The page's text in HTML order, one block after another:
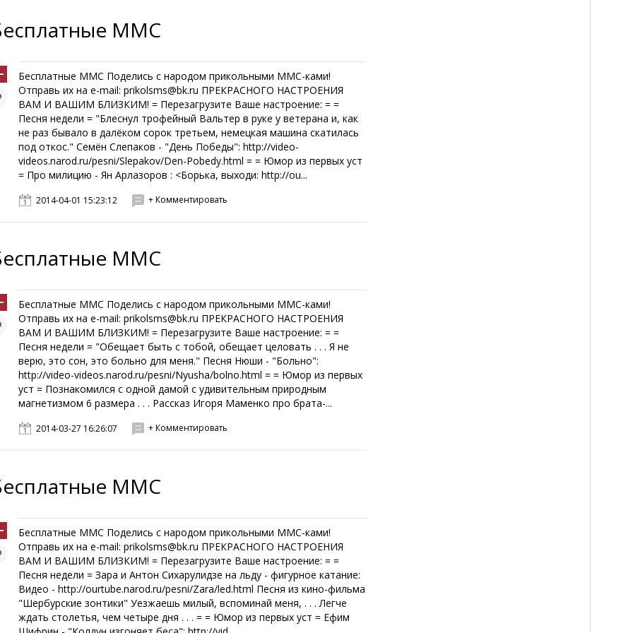
ММС
Бесплатные ММС Поделись с народом прикольными ММС-ками!
Отправь их на e-mail: prikolsms@bk.ru ПРЕКРАСНОГО НАСТРОЕНИЯ
ВАМ И ВАШИМ БЛИЗКИМ! = Перезагрузите Ваше настроение: = =
Песня недели = "Блеснул трофейный Вальтер в руке у ветерана и, как
не раз бывало в далёком сорок третьем, немецкая машина скатилась
под откос." Семён Слепаков - "День Победы": http://video-
videos.narod.ru/pesni/Slepakov/Den-Pobedy.html = = Юмор из первых уст
= Про милицию - Ян Арлазоров : <Борька, выходи: http://ou...
2014-04-01 15:23:12 + Комментировать
ММС
Бесплатные ММС Поделись с народом прикольными ММС-ками!
Отправь их на e-mail: prikolsms@bk.ru ПРЕКРАСНОГО НАСТРОЕНИЯ
ВАМ И ВАШИМ БЛИЗКИМ! = Перезагрузите Ваше настроение: = =
Песня недели = "Обещает быть с тобой, обещает целовать . . . Я не
верю, это сон, это больно для меня." Песня Нюши - "Больно":
http://video-videos.narod.ru/pesni/Nyusha/bolno.html = = Юмор из первых
уст = Познакомился с одной дамой с удивительным природным
магнетизмом 6 размера . . . Рассказ Игоря Маменко про брата-...
2014-03-27 16:26:07 + Комментировать
ММС
Бесплатные ММС Поделись с народом прикольными ММС-ками!
Отправь их на e-mail: prikolsms@bk.ru ПРЕКРАСНОГО НАСТРОЕНИЯ
ВАМ И ВАШИМ БЛИЗКИМ! = Перезагрузите Ваше настроение: = =
Песня недели = Зара и Антон Сихарулидзе на льду - фигурное катание:
Видео - http://ourtube.narod.ru/pesni/Zara/led.html Песня из кино-фильма
"Шербурские зонтики" Уезжаешь милый, вспоминай меня, . . . Легче
ждать столетья, чем четыре дня . . . = = Юмор из первых уст = Ефим